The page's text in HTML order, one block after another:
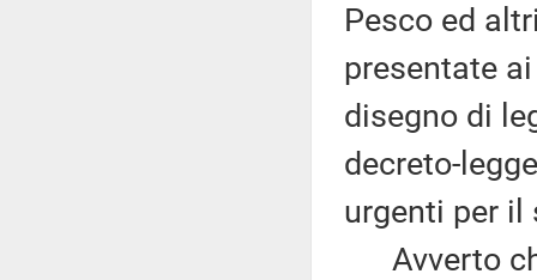
Pesco ed
presentate
disegno di
decreto-
urgenti per
Avverto